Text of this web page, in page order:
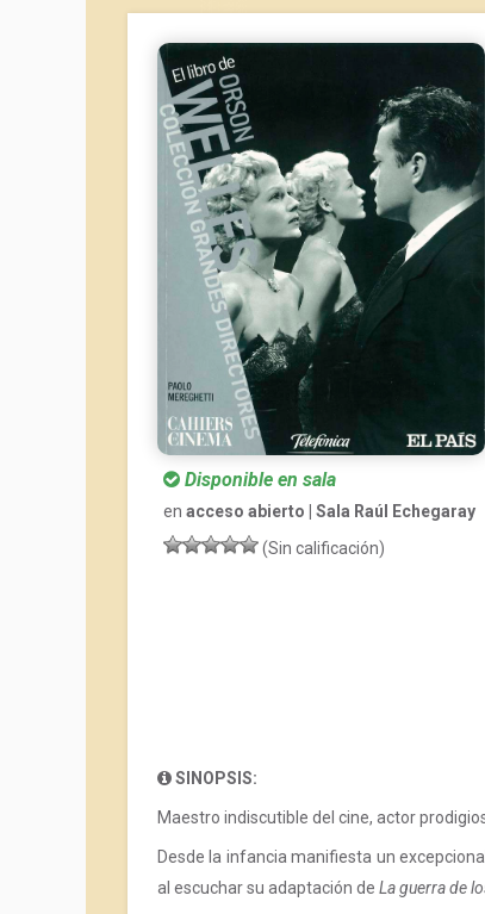
Disponible en sala
en acceso abierto | Sala Raúl Echegaray
(Sin calificación)
SINOPSIS:
Maestro indiscutible del cine, actor
Desde la infancia manifiesta un
al escuchar su adaptación de La guerra de